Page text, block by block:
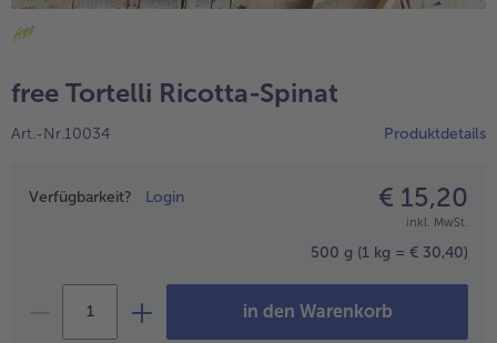
alle Brot & Gebäck
Wein & Spirituosen
free Tortelli Ricotta-Spinat
Art.-Nr.10034 Produktdetails
Preisangabe
Verfügbarkeit? Login € 15,20
inkl. MwSt.
500 g (1 kg = € 30,40)
in den Warenkorb